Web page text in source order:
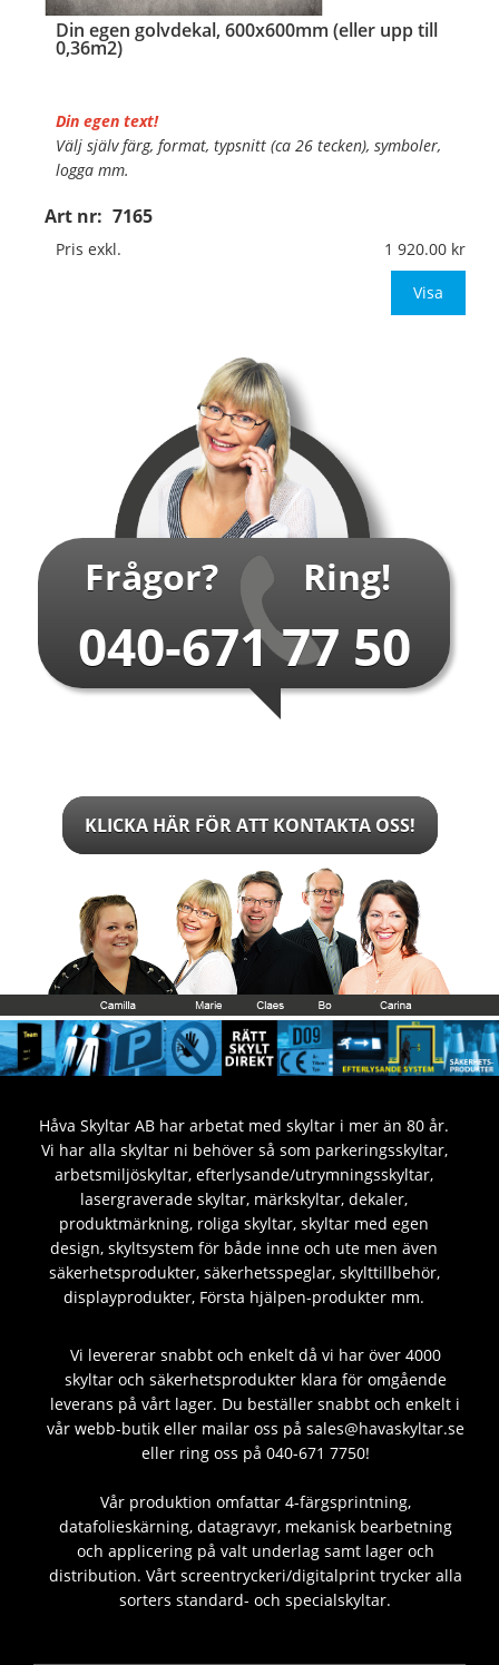
Din egen golvdekal, 600x600mm (eller upp till
0,36m2)
Art nr: 7165
Din egen text!
Välj själv färg, format, typsnitt (ca 26 tecken), symboler,
logga mm.
Material:Självhäftande, specialanpassat, halkfritt
material för golv
400x400mm (eller annat mått upp till 0,16m
Pris exkl. 1 920.00
Visa
Frågor? Ring!
040-671 77 50
KLICKA HÄR FÖR ATT KONTAKTA OSS!
Håva Skyltar AB har arbetat med skyltar i mer än 80 år.
Vi har alla skyltar ni behöver så som parkeringsskyltar,
arbetsmiljöskyltar, efterlysande/utrymningsskyltar,
lasergraverade skyltar, märkskyltar, dekaler,
produktmärkning, roliga skyltar, skyltar med egen
design, skyltsystem för både inne och ute men även
säkerhetsprodukter, säkerhetsspeglar, skylttillbehör,
displayprodukter, Första hjälpen-produkter mm.
Vi levererar snabbt och enkelt då vi har över 4000
skyltar och säkerhetsprodukter klara för omgående
leverans på vårt lager. Du beställer snabbt och enkelt i
vår webb-butik eller mailar oss på sales@havaskyltar.se
eller ring oss på 040-671 7750!
Vår produktion omfattar 4-färgsprintning,
datafolieskärning, datagravyr, mekanisk bearbetning
och applicering på valt underlag samt lager och
distribution. Vårt screentryckeri/digitalprint trycker alla
sorters standard- och specialskyltar.